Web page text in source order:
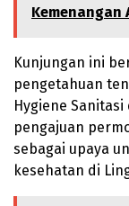
Kemenangan
Kunjungan ini
pengetahuan
Hygiene
pengajuan
sebagai upaya
kesehatan di